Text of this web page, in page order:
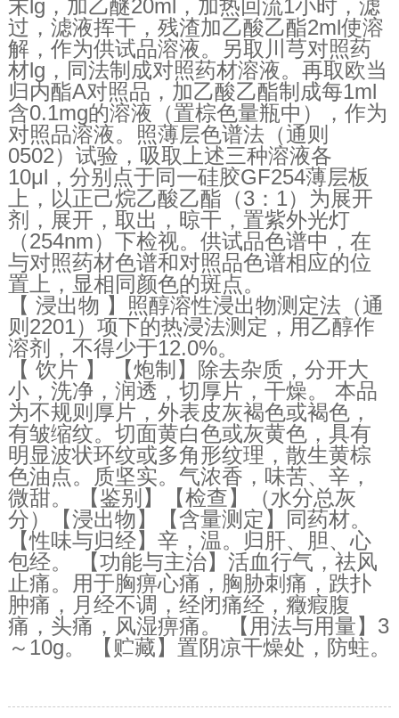
末lg，加乙醚20ml，加热回流1小时，滤
过，滤液挥干，残渣加乙酸乙酯2ml使溶
解，作为供试品溶液。另取川芎对照药
材lg，同法制成对照药材溶液。再取欧当
归内酯A对照品，加乙酸乙酯制成每1ml
含0.1mg的溶液（置棕色量瓶中），作为
对照品溶液。照薄层色谱法（通则
0502）试验，吸取上述三种溶液各
10μl，分别点于同一硅胶GF254薄层板
上，以正己烷乙酸乙酯（3：1）为展开
剂，展开，取出，晾干，置紫外光灯
（254nm）下检视。供试品色谱中，在
与对照药材色谱和对照品色谱相应的位
置上，显相同颜色的斑点。
【 浸出物 】照醇溶性浸出物测定法（通
则2201）项下的热浸法测定，用乙醇作
溶剂，不得少于12.0%。
【 饮片 】 【炮制】除去杂质，分开大
小，洗净，润透，切厚片，干燥。 本品
为不规则厚片，外表皮灰褐色或褐色，
有皱缩纹。切面黄白色或灰黄色，具有
明显波状环纹或多角形纹理，散生黄棕
色油点。质坚实。气浓香，味苦、辛，
微甜。 【鉴别】【检查】（水分总灰
分）【浸出物】【含量测定】同药材。
【性味与归经】辛，温。归肝、胆、心
包经。 【功能与主治】活血行气，祛风
止痛。用于胸痹心痛，胸胁刺痛，跌扑
肿痛，月经不调，经闭痛经，癥瘕腹
痛，头痛，风湿痹痛。 【用法与用量】3
～10g。 【贮藏】置阴凉干燥处，防蛀。